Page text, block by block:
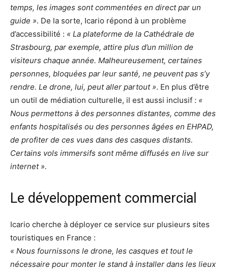
temps, les images sont commentées en direct par un
guide ». De la sorte, Icario répond à un problème
d’accessibilité : « La plateforme de la Cathédrale de
Strasbourg, par exemple, attire plus d’un million de
visiteurs chaque année. Malheureusement, certaines
personnes, bloquées par leur santé, ne peuvent pas s’y
rendre. Le drone, lui, peut aller partout ». En plus d’être
un outil de médiation culturelle, il est aussi inclusif : «
Nous permettons à des personnes distantes, comme des
enfants hospitalisés ou des personnes âgées en EHPAD,
de profiter de ces vues dans des casques distants.
Certains vols immersifs sont même diffusés en live sur
internet ».
Le développement commercial
Icario cherche à déployer ce service sur plusieurs sites
touristiques en France :
« Nous fournissons le drone, les casques et tout le
nécessaire pour monter le stand à installer dans les lieux